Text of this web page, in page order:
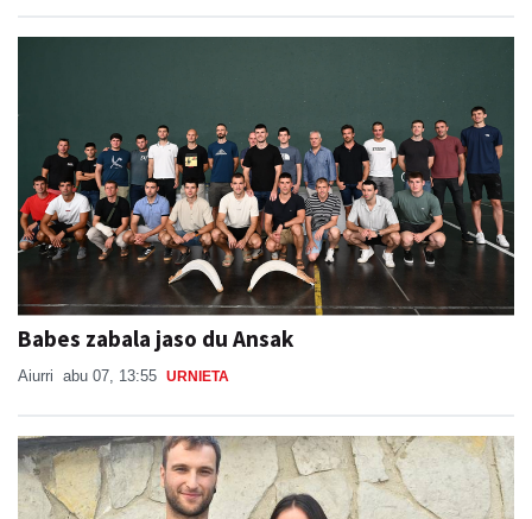
Babes zabala jaso du Ansak